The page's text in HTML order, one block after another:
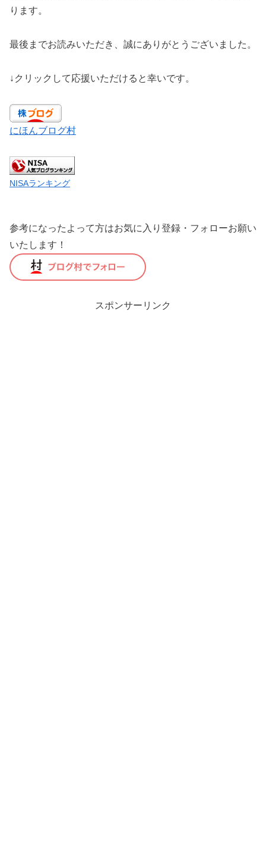
ります。
最後までお読みいただき、誠にありがとうございました。
↓クリックして応援いただけると幸いです。
にほんブログ村
NISAランキング
参考になったよって方はお気に入り登録・フォローお願い
いたします！
スポンサーリンク